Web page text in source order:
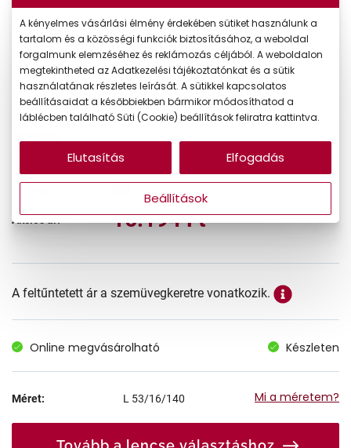
-40%
26.990 Ft
Akciós ár: 16.194 Ft
A feltűntetett ár a szemüvegkeretre vonatkozik.
Online megvásárolható Készleten
Méret: L 53/16/140 Mi a méretem?
A kényelmes vásárlási élmény érdekében sütiket használunk a
tartalom és a közösségi funkciók biztosításához, a weboldal
forgalmunk elemzéséhez és reklámozás céljából. A weboldalon
megtekintheted az Adatkezelési tájékoztatónkat és a sütik
használatának részletes leírását. A sütikkel kapcsolatos
beállításaidat a későbbiekben bármikor módosíthatod a
láblécben található Süti (Cookie) beállítások feliratra kattintva.
Beállítások
Elutasítás Elfogadás